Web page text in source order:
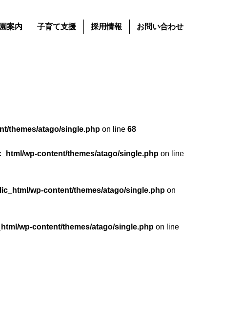
案内 子育て支援 採用情報 お問い合わせ
themes/atago/single.php on line 68
wp-content/themes/atago/single.php on line
wp-content/themes/atago/single.php on
wp-content/themes/atago/single.php on line